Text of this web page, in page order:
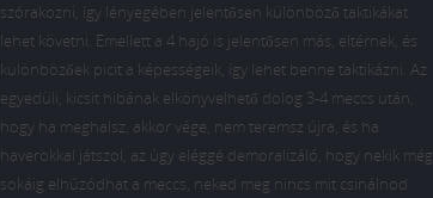
szórakozni, így lényegében jelentősen különböző taktikákat
lehet követni. Emellett a 4 hajó is jelentősen más, eltérnek, és
különbözőek picit a képességeik, így lehet benne taktikázni. Az
egyedüli, kicsit hibának elkönyvelhető dolog 3-4 meccs után,
hogy ha meghalsz, akkor vége, nem teremsz újra, és ha
haverokkal játszol, az úgy eléggé demoralizáló, hogy nekik még
sokáig elhúzódhat a meccs, neked meg nincs mit csinálnod